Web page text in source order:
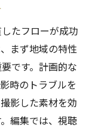
たフローが成功
まず地域の特性
です。計画的な
時のトラブルを
影した素材を効
編集では、視聴